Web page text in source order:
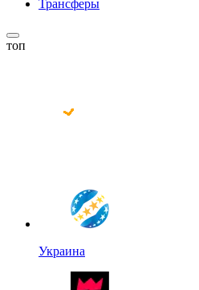
Трансферы
топ
Украина